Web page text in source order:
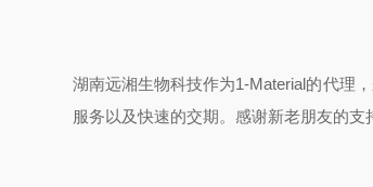
湖南远湘生物科技作为1-Material的代理
服务以及快速的交期。 感谢新老朋友的支